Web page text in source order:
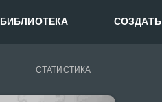
БИБЛИОТЕКА СОЗДАТЬ
СТАТИСТИКА